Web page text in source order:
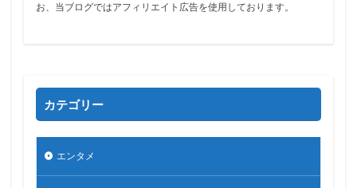
お、当ブログではアフィリエイト広告を使用しております。
カテゴリー
エンタメ